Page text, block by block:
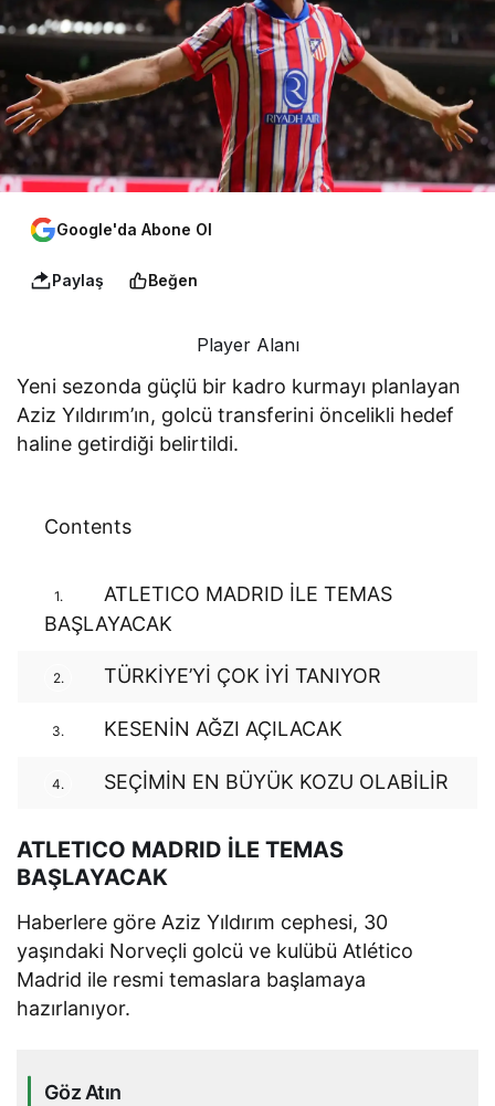
Google'da Abone Ol
Paylaş Beğen
Player Alanı
Yeni sezonda güçlü bir kadro kurmayı planlayan
Aziz Yıldırım’ın, golcü transferini öncelikli hedef
haline getirdiği belirtildi.
Contents
1.
ATLETICO MADRID İLE TEMAS
BAŞLAYACAK
2. TÜRKİYE’Yİ ÇOK İYİ TANIYOR
3. KESENİN AĞZI AÇILACAK
4. SEÇİMİN EN BÜYÜK KOZU OLABİLİR
ATLETICO MADRID İLE TEMAS
BAŞLAYACAK
Haberlere göre Aziz Yıldırım cephesi, 30
yaşındaki Norveçli golcü ve kulübü Atlético
Madrid ile resmi temaslara başlamaya
hazırlanıyor.
Göz Atın